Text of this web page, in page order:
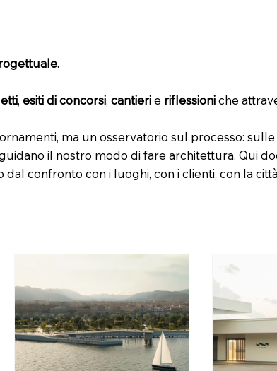
,esiti di concorsi,cantierie riflessioniche
ma un osservatorio sul processo:
il nostro modo di fare architettura. Qui
confronto con i luoghi, con i clienti, con la